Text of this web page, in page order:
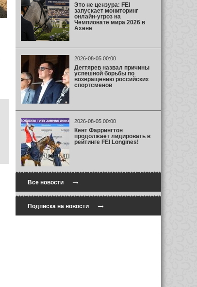
Это не цензура: FEI
запускает мониторинг
онлайн-угроз на
Чемпионате мира 2026 в
Ахене
2026-08-05 00:00
Дегтярев назвал причины
успешной борьбы по
возвращению российских
спортсменов
2026-08-05 00:00
Кент Фаррингтон
продолжает лидировать в
рейтинге FEI Longines!
Все новости→
Подписка на новости→